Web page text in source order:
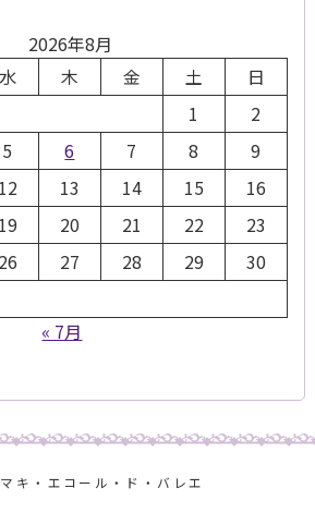
2026年8月
水 木 金 土
日
1
2
5 6 7 8
9
12 13 14 15
16
19 20 21 22
23
26 27 28 29
30
« 7月
キ・エコール・ド・バレエ